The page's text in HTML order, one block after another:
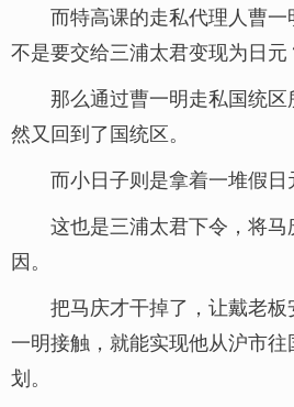
而特高课的走私代理人曹
不是要交给三浦太君变现为日元
那么通过曹一明走私国统
然又回到了国统区。
而小日子则是拿着一堆假日
这也是三浦太君下令，将
因。
把马庆才干掉了，让戴老
一明接触，就能实现他从沪市
划。